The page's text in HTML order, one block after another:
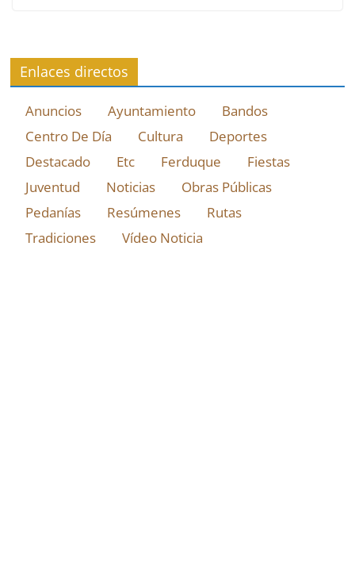
Enlaces directos
Anuncios Ayuntamiento
Bandos
Centro De Día
Cultura
Deportes
Destacado
Etc Ferduque
Fiestas
Juventud
Noticias
Obras Públicas
Pedanías
Resúmenes
Rutas
Tradiciones
Vídeo Noticia